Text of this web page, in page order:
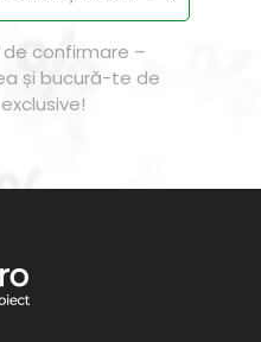
de confirmare –
și bucură-te de